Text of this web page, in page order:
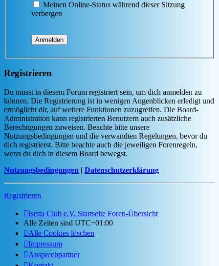
Meinen Online-Status während dieser Sitzung
verbergen
Registrieren
Du musst in diesem Forum registriert sein, um dich anmelden zu
können. Die Registrierung ist in wenigen Augenblicken erledigt und
ermöglicht dir, auf weitere Funktionen zuzugreifen. Die Board-
Administration kann registrierten Benutzern auch zusätzliche
Berechtigungen zuweisen. Beachte bitte unsere
Nutzungsbedingungen und die verwandten Regelungen, bevor du
dich registrierst. Bitte beachte auch die jeweiligen Forenregeln,
wenn du dich in diesem Board bewegst.
Nutzungsbedingungen | Datenschutzerklärung
Registrieren
Isetta Club e.V. Startseite Foren-Übersicht
Alle Zeiten sind UTC+01:00
Alle Cookies löschen
Impressum
Ansprechpartner